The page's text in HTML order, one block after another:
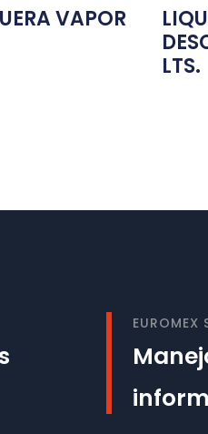
VAPOR
LTS.
EUROMEX